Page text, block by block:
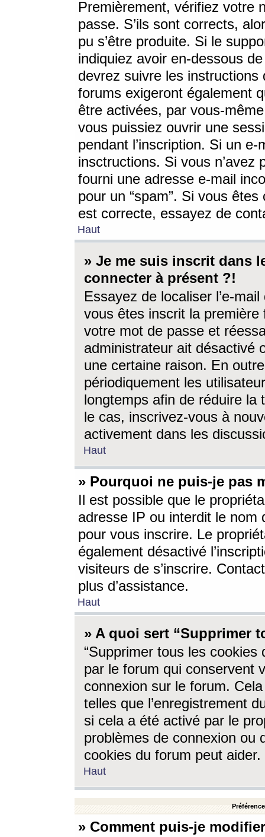
Premièrement, vérifiez votre
passe. S’ils sont corrects,
pu s’être produite. Si le
indiquiez avoir en-dessous
devrez suivre les
forums exigeront également
être activées, par vous-
vous puissiez ouvrir une
pendant l’inscription. Si un
insctructions. Si vous n’avez
fourni une adresse e-mail
pour un “spam”. Si vous
est correcte, essayez de
Haut
» Je me suis inscrit dans
connecter à présent ?!
Essayez de localiser l’e-
vous êtes inscrit la première
votre mot de passe et
administrateur ait désactivé
une certaine raison. En
périodiquement les
longtemps afin de réduire la
le cas, inscrivez-vous à
activement dans les
Haut
» Pourquoi ne puis-je pas
Il est possible que le
adresse IP ou interdit le nom
pour vous inscrire. Le
également désactivé
visiteurs de s’inscrire.
plus d’assistance.
Haut
» A quoi sert “Supprimer
“Supprimer tous les cookies
par le forum qui conservent
connexion sur le forum.
telles que l’enregistrement
si cela a été activé par le
problèmes de connexion ou
cookies du forum peut aider.
Haut
» Comment puis-je